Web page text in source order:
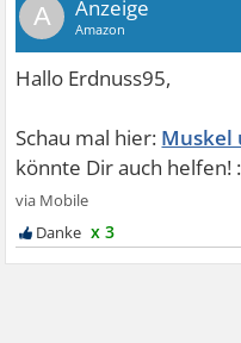
A
Muskel
x 3